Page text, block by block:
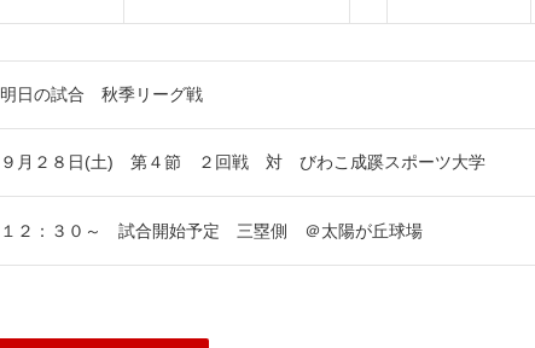
明日の試合 秋季リーグ戦
９月２８日(土) 第４節 ２回戦 対 びわこ成蹊スポーツ大学
１２：３０～ 試合開始予定 三塁側 ＠太陽が丘球場